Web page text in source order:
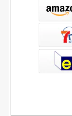
書店ウェブストア